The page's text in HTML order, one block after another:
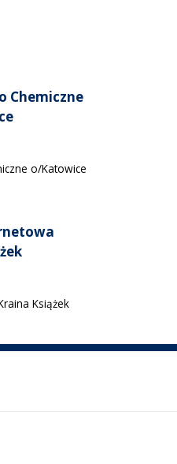
Chemiczne
o/Katowice
Książek